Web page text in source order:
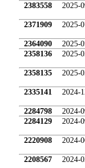
2383558
2025-
2371909 2025-
2364090 2025-
2358136
2025-
2358135 2025-
2335141 2024-
2284798 2024-
2284129
2024-
2220908 2024-
2208567 2024-